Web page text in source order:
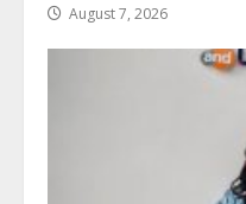
August 7, 2026